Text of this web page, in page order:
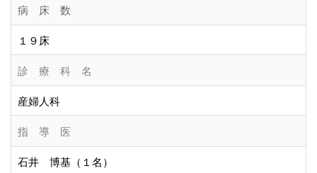
病 床 数
１９床
診 療 科 名
産婦人科
指 導 医
石井 博基 （１名）